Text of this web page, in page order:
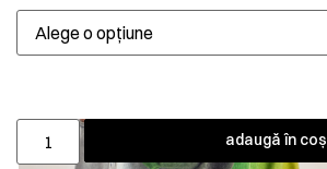
adaugă în coș